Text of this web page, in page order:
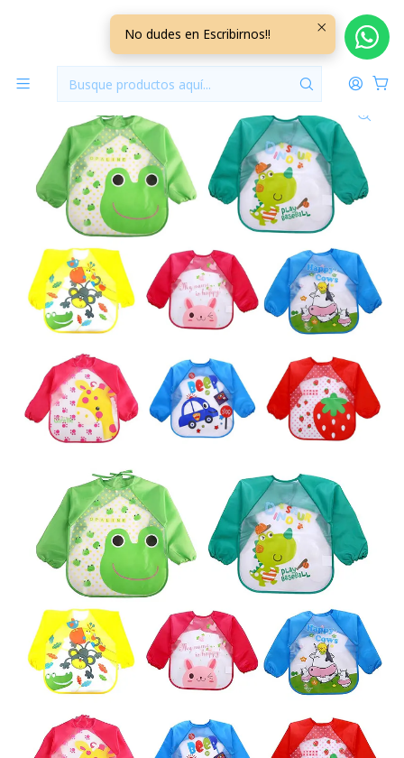
Inicio Baberos Baberos Manga
A. Baberos Manga Docena Surtida (niña, niño, unisex)
DCBMG
No dudes en Escribirnos!!